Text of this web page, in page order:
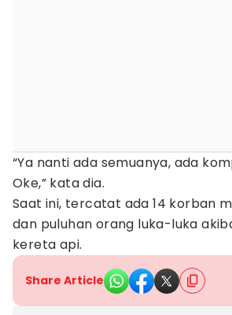
“Ya nanti ada semuanya, ada
Oke,” kata dia.
Saat ini, tercatat ada 14 korban
dan puluhan orang luka-luka
kereta api.
Share Article